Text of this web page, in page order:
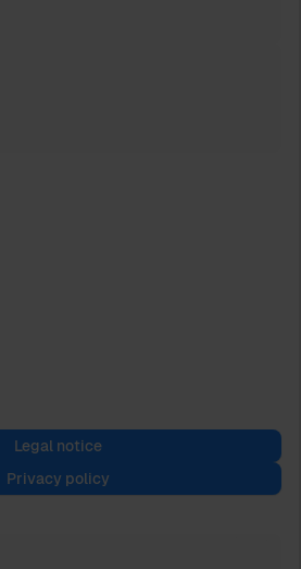
Legal notice
Privacy policy